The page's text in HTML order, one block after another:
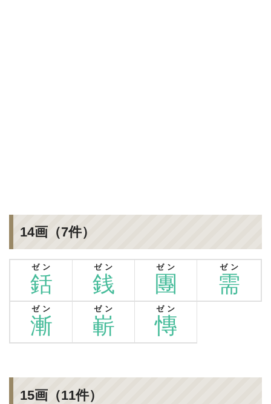
14画（7件）
銛
ゼン
銭
ゼン
團
ゼン
需
ゼン
漸
ゼン
嶄
ゼン
慱
ゼン
15画（11件）